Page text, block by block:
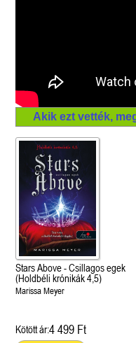
Akik ezt vették,
Stars Above - Csillagos egek
(Holdbéli krónikák 4,5)
Marissa Meyer
Kötött ár:4 499 Ft